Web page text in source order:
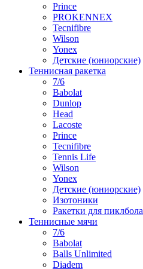
Prince
PROKENNEX
Tecnifibre
Wilson
Yonex
Детские (юниорские)
Теннисная ракетка
7/6
Babolat
Dunlop
Head
Lacoste
Prince
Tecnifibre
Tennis Life
Wilson
Yonex
Детские (юниорские)
Изотоники
Ракетки для пиклбола
Теннисные мячи
7/6
Babolat
Balls Unlimited
Diadem